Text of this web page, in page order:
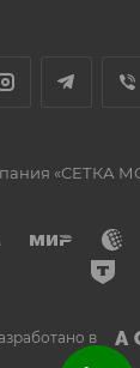
«СЕТКА
в